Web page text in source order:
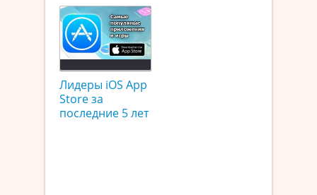
Лидеры iOS App
Store за
последние 5 лет